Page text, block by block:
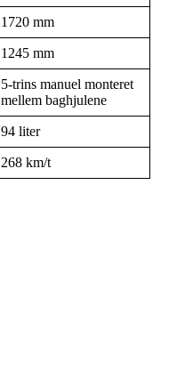
1720 mm
1245 mm
5-trins manuel monteret
mellem baghjulene
94 liter
268 km/t